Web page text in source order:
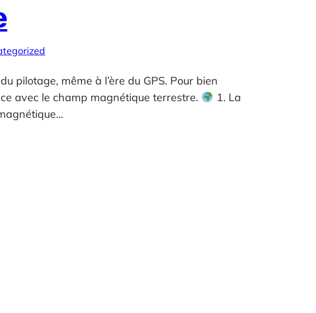
pilotage, même à l’ère du GPS. Pour bien
avec le champ magnétique terrestre.
1. La